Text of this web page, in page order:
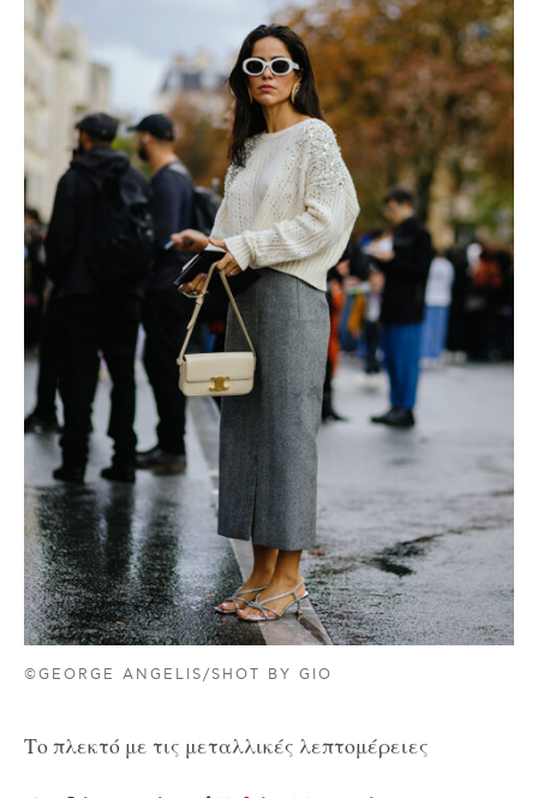
©GEORGE ANGELIS/SHOT BY GIO
Το πλεκτό με τις μεταλλικές λεπτομέρειες